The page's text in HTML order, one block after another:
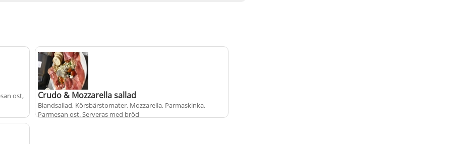
ost,
Crudo & Mozzarella sallad
Blandsallad, Körsbärstomater, Mozzarella, Parmaskinka,
Parmesan ost. Serveras med bröd